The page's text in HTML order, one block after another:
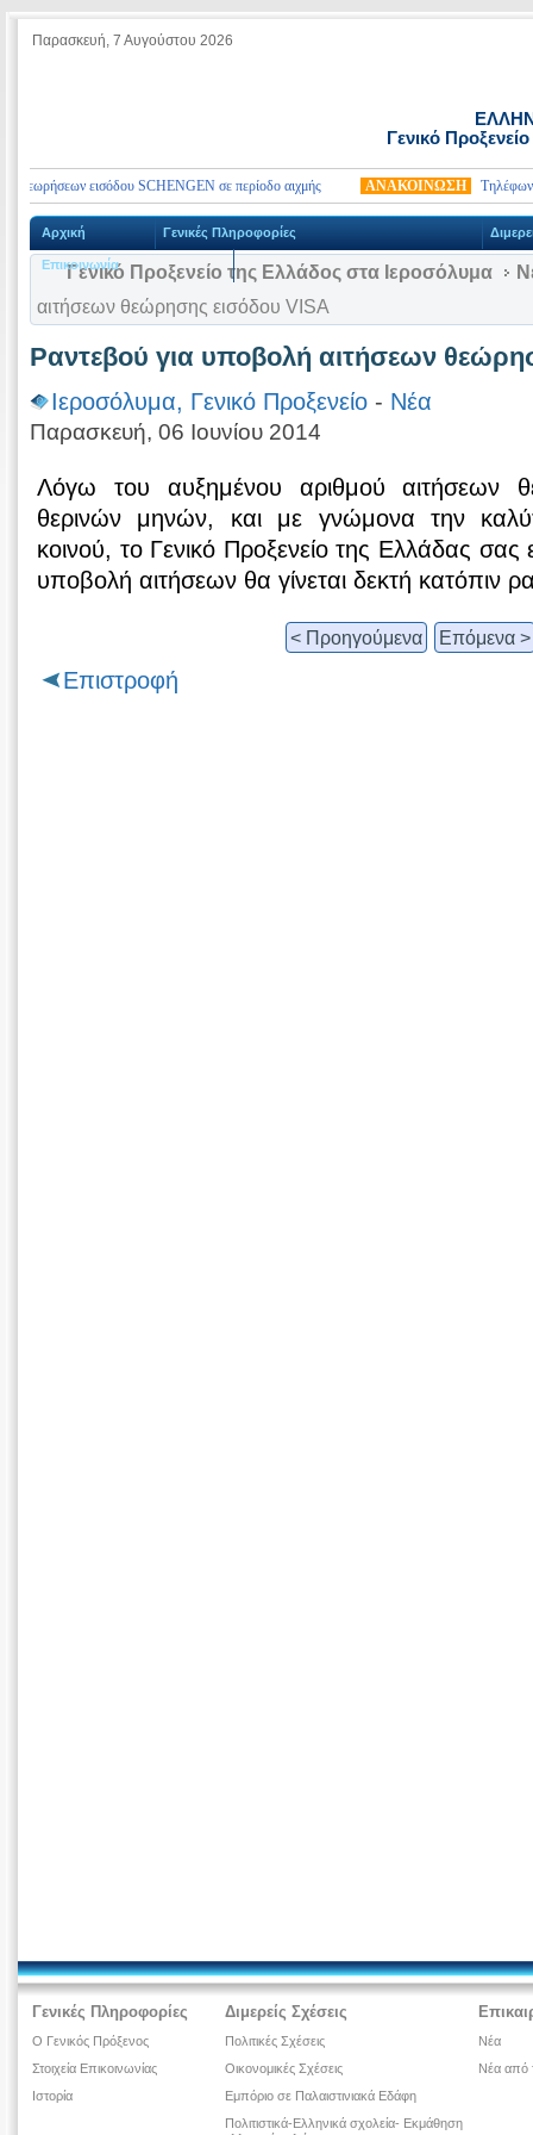
Παρασκευή, 7 Αυγούστου 2026
Γενικό
εισόδου SCHENGEN σε περίοδο αιχμής ΑΝΑΚΟΙΝΩΣΗ Τηλέφωνα
Αρχική Γενικές Πληροφορίες
Επικοινωνία
Γενικό Προξενείο της Ελλάδος στα Ιεροσόλυμα
αιτήσεων θεώρησης εισόδου VISA
Ραντεβού για υποβολή αιτήσεων
Ιεροσόλυμα, Γενικό Προξενείο - Νέα
Παρασκευή, 06 Ιουνίου 2014
Λόγω του αυξημένου αριθμού αιτήσεων
θερινών μηνών, και με γνώμονα την
κοινού, το Γενικό Προξενείο της Ελλάδας σας
υποβολή αιτήσεων θα γίνεται δεκτή κατόπιν
< Προηγούμενα Επόμενα >
Επιστροφή
Γενικές Πληροφορίες
Ο Γενικός Πρόξενος
Στοιχεία Επικοινωνίας
Ιστορία
Διμερείς Σχέσεις
Πολιτικές Σχέσεις
Οικονομικές Σχέσεις
Εμπόριο σε Παλαιστινιακά Εδάφη
Πολιτιστικά-Ελληνικά σχολεία- Εκμάθηση
Νέα
Νέα από